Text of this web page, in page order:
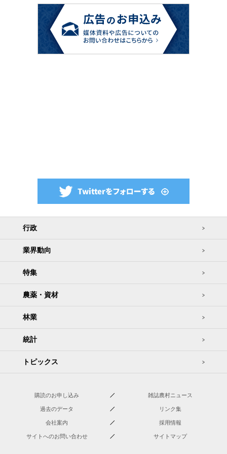
行政
業界動向
特集
農薬・資材
林業
統計
トピックス
購読のお申し込み 雑誌農村ニュース
過去のデータ リンク集
会社案内 採用情報
サイトへのお問い合わせ サイトマップ